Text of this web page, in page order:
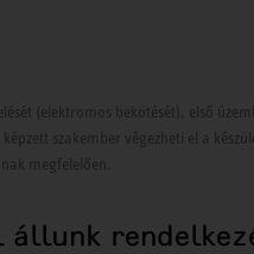
(elektromos bekötését), első
képzett szakember végezheti el a
megfelelően.
állunk